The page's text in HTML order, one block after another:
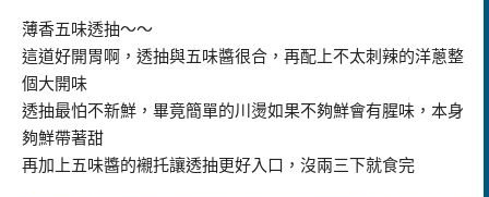
薄香五味透抽～～
這道好開胃啊，透抽與五味醬很合，再配上不太刺辣的洋蔥整
個大開味
透抽最怕不新鮮，畢竟簡單的川燙如果不夠鮮會有腥味，本身
夠鮮帶著甜
再加上五味醬的襯托讓透抽更好入口，沒兩三下就食完